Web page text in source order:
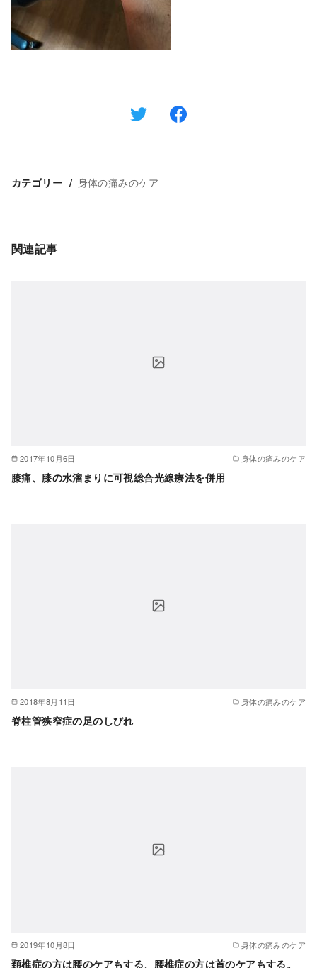
カテゴリー 身体の痛みのケア
関連記事
2017年10月6日 身体の痛みのケア
膝痛、膝の水溜まりに可視総合光線療法を併用
2018年8月11日 身体の痛みのケア
脊柱管狭窄症の足のしびれ
2019年10月8日 身体の痛みのケア
頚椎症の方は腰のケアもする、腰椎症の方は首のケアもする。